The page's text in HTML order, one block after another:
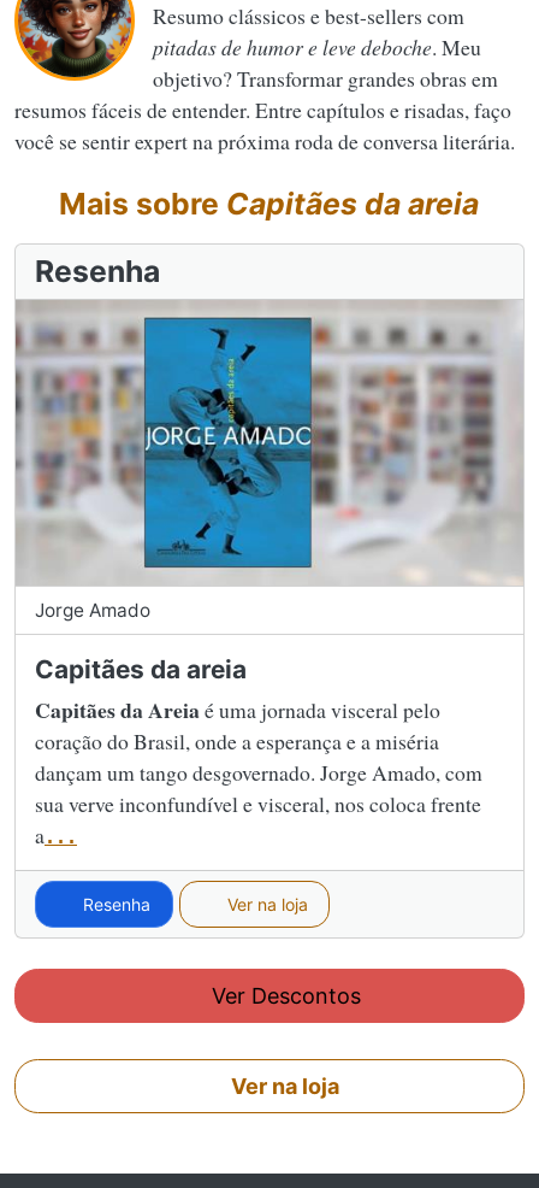
Resumo clássicos e best-sellers com
pitadas de humor e leve deboche. Meu
objetivo? Transformar grandes obras em
resumos fáceis de entender. Entre capítulos e risadas, faço
você se sentir expert na próxima roda de conversa literária.
Mais sobre Capitães da areia
Resenha
Jorge Amado
Capitães da areia
Capitães da Areiaé uma jornada visceral pelo
coração do Brasil, onde a esperança e a miséria
dançam um tango desgovernado. Jorge Amado, com
sua verve inconfundível e visceral, nos coloca frente
a...
Resenha Ver na loja
Ver Descontos
Ver na loja